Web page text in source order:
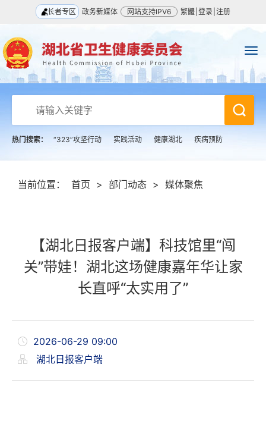
长者专区 政务新媒体 网站支持IPV6 繁體 登录 注册
热门搜索： “323”攻坚行动 实践活动 健康湖北 疾病预防
当前位置： 首页 > 部门动态 > 媒体聚焦
【湖北日报客户端】科技馆里“闯
关”带娃！湖北这场健康嘉年华让家
长直呼“太实用了”
2026-06-29 09:00
湖北日报客户端